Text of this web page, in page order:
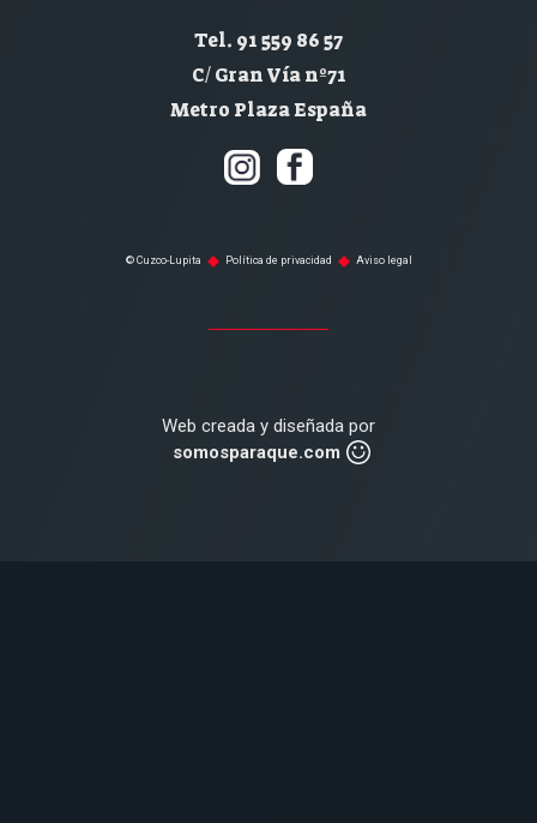
Tel. 91 559 86 57
C/ Gran Vía nº71
Metro Plaza España
© Cuzco-Lupita Política de privacidad Aviso legal
Web creada y diseñada por
somosparaque.com